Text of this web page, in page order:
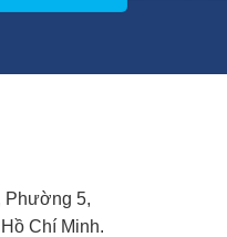
Phường 5,
Chí Minh.